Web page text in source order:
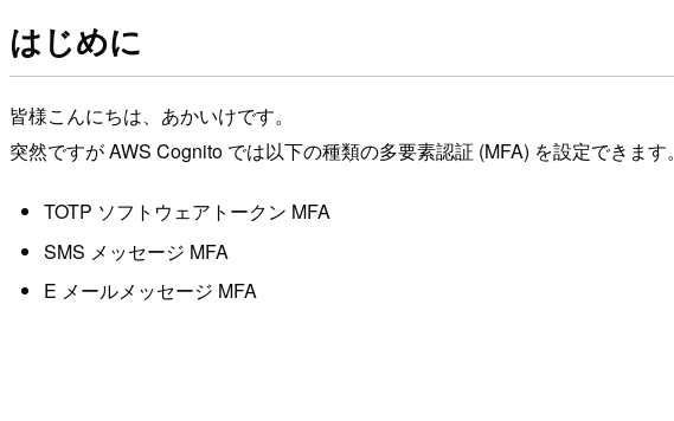
はじめに
皆様こんにちは、あかいけです。
突然ですが AWS Cognito では以下の種類の多要素認証 (MFA) を設定できます。
TOTP ソフトウェアトークン MFA
SMS メッセージ MFA
E メールメッセージ MFA